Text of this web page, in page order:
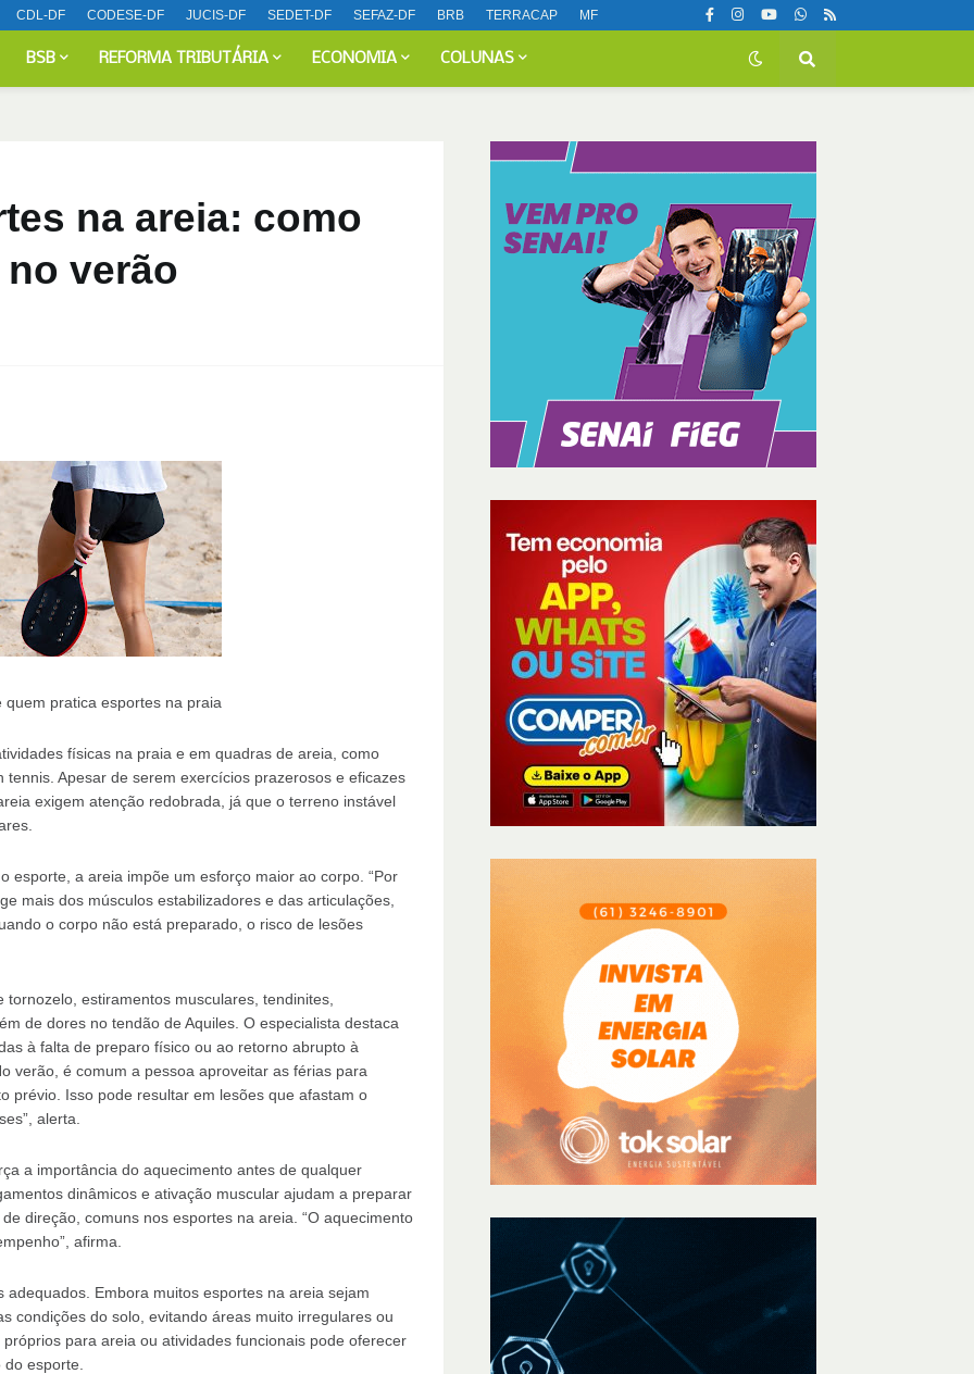
CDL-DF CODESE-DF JUCIS-DF SEDET-DF SEFAZ-DF BRB TERRACAP MF
BSB REFORMA TRIBUTÁRIA ECONOMIA COLUNAS
na areia: como
verão
pratica esportes na praia
físicas na praia e em quadras de areia, como
Apesar de serem exercícios prazerosos e eficazes
exigem atenção redobrada, já que o terreno instável
esporte, a areia impõe um esforço maior ao corpo. “Por
mais dos músculos estabilizadores e das articulações,
o corpo não está preparado, o risco de lesões
estiramentos musculares, tendinites,
de dores no tendão de Aquiles. O especialista destaca
à falta de preparo físico ou ao retorno abrupto à
verão, é comum a pessoa aproveitar as férias para
prévio. Isso pode resultar em lesões que afastam o
alerta.
a importância do aquecimento antes de qualquer
dinâmicos e ativação muscular ajudam a preparar
direção, comuns nos esportes na areia. “O aquecimento
afirma.
Embora muitos esportes na areia sejam
condições do solo, evitando áreas muito irregulares ou
para areia ou atividades funcionais pode oferecer
esporte.